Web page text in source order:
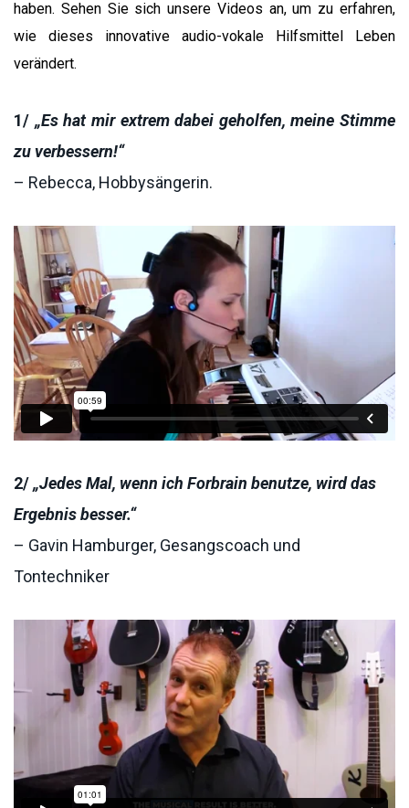
haben. Sehen Sie sich unsere Videos an, um zu erfahren,
wie dieses innovative audio-vokale Hilfsmittel Leben
verändert.
1/ „Es hat mir extrem dabei geholfen, meine Stimme
zu verbessern!“
– Rebecca, Hobbysängerin.
2/„Jedes Mal, wenn ich Forbrain benutze, wird das
Ergebnis besser.“
– Gavin Hamburger, Gesangscoach und
Tontechniker